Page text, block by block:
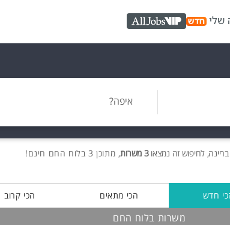
שלי AllJobs VIP
איפה?
בריינה, לחיפוש זה נמצאו3 משרות , מתוכן 3 בלוח החם חינם!
חדש הכי מתאים הכי קרוב
משרות בלוח החם